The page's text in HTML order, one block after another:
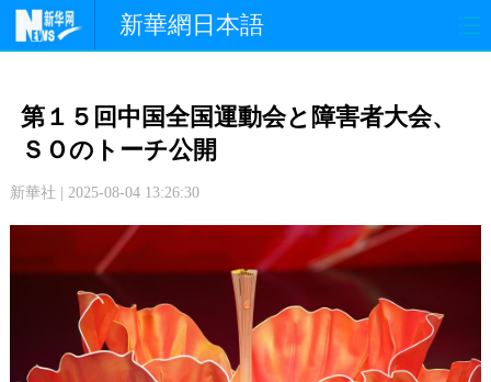
新華網日本語
文 化
中日交流
第１５回中国全国運動会と障害者大会、
ＳＯのトーチ公開
新華社 | 2025-08-04 13:26:30